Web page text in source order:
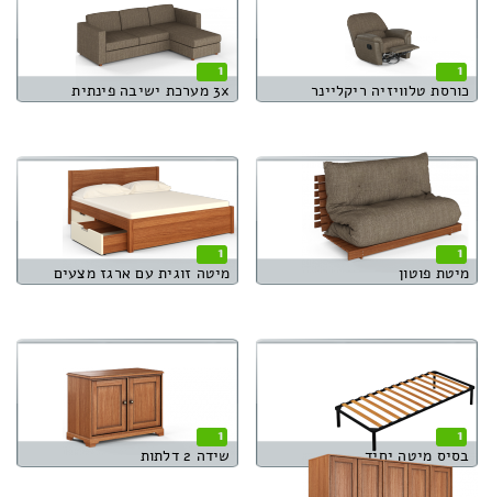
1
כורסת טלוויזיה ריקליינר
1
3x מערכת ישיבה פינתית
1
מיטת פוטון
1
מיטה זוגית עם ארגז מצעים
1
בסיס מיטה יחיד
1
שידה 2 דלתות